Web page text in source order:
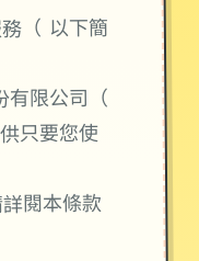
（ 以下簡
有限公司（
只要您使
閱本條款